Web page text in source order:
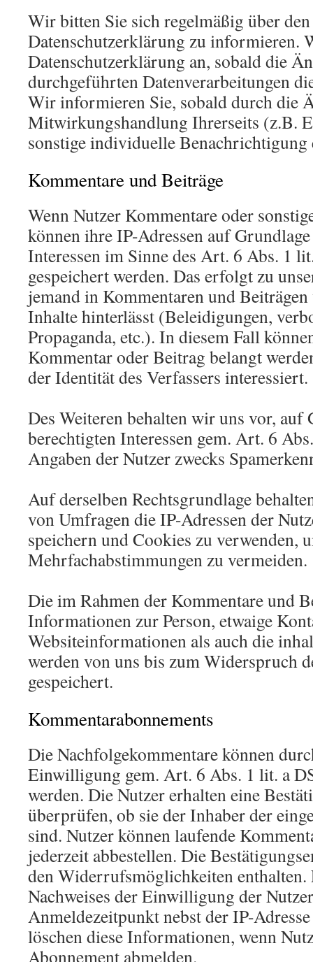
Wir bitten Sie sich regelmäßig über
Datenschutzerklärung zu informieren.
Datenschutzerklärung an, sobald die
durchgeführten Datenverarbeitungen
Wir informieren Sie, sobald durch die
Mitwirkungshandlung Ihrerseits (z.B.
sonstige individuelle
Kommentare und Beiträge
Wenn Nutzer Kommentare oder
können ihre IP-Adressen auf
Interessen im Sinne des Art. 6 Abs. 1
gespeichert werden. Das erfolgt zu
jemand in Kommentaren und
Inhalte hinterlässt (Beleidigungen,
Propaganda, etc.). In diesem Fall
Kommentar oder Beitrag belangt
der Identität des Verfassers interessiert.
Des Weiteren behalten wir uns vor, auf
berechtigten Interessen gem. Art. 6
Angaben der Nutzer zwecks
Auf derselben Rechtsgrundlage
von Umfragen die IP-Adressen der
speichern und Cookies zu verwenden,
Mehrfachabstimmungen zu vermeiden.
Die im Rahmen der Kommentare und
Informationen zur Person, etwaige
Websiteinformationen als auch die
werden von uns bis zum Widerspruch
gespeichert.
Kommentarabonnements
Die Nachfolgekommentare können
Einwilligung gem. Art. 6 Abs. 1 lit. a
werden. Die Nutzer erhalten eine
überprüfen, ob sie der Inhaber der
sind. Nutzer können laufende
jederzeit abbestellen. Die
den Widerrufsmöglichkeiten enthalten.
Nachweises der Einwilligung der
Anmeldezeitpunkt nebst der IP-
löschen diese Informationen, wenn
Abonnement abmelden.